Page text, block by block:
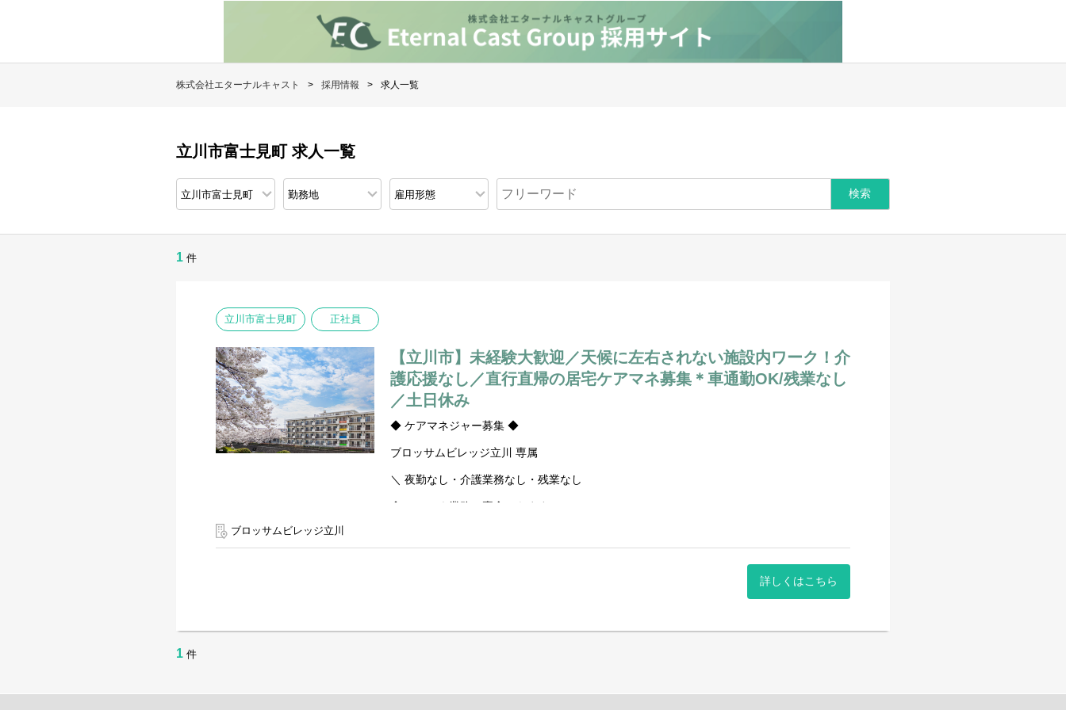
株式会社エターナルキャスト 採用情報 求人一覧
立川市富士見町 求人一覧
1 件
立川市富士見町 正社員
【立川市】未経験大歓迎／天候に左右されない施設内ワーク！介
護応援なし／直行直帰の居宅ケアマネ募集＊車通勤OK/残業なし
／土日休み
◆ ケアマネジャー募集 ◆
ブロッサムビレッジ立川 専属
＼ 夜勤なし・介護業務なし・残業なし
◆ ケアマネ業務に専念できます
・夜勤なし
ご利用者様は勤務先のブロッサムビレッジ立川にお住まいの方だけなので
ブロッサムビレッジ立川
詳しくはこちら
1 件